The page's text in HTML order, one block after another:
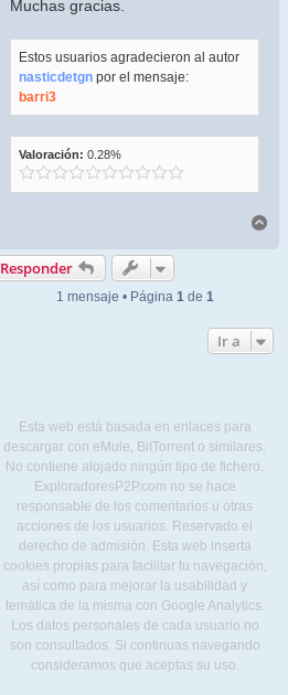
Muchas gracias.
Estos usuarios agradecieron al autor
nasticdetgn por el mensaje:
barri3
Valoración: 0.28%
Responder
1 mensaje • Página 1de 1
Ir a
Esta web está basada en enlaces para
descargar con eMule, BitTorrent o similares.
No contiene alojado ningún tipo de fichero.
ExploradoresP2P.com no se hace
responsable de los comentarios u otras
acciones de los usuarios. Reservado el
derecho de admisión. Esta web inserta
cookies propias para facilitar tu navegación,
así como para mejorar la usabilidad y
temática de la misma con Google Analytics.
Los datos personales de cada usuario no
son consultados. Si continuas navegando
consideramos que aceptas su uso.